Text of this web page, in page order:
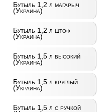
Бутыль 1,2 л магарыч
(Украина)
Бутыль 1,2 л штоф
(Украина)
Бутыль 1,5 л высокий
(Украина)
Бутыль 1,5 л круглый
(Украина)
Бутыль 1,5 л с ручкой